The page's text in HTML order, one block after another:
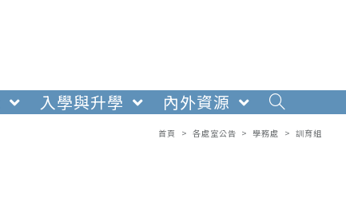
入學與升學
內外資源
首頁 > 各處室公告 > 學務處 > 訓育組